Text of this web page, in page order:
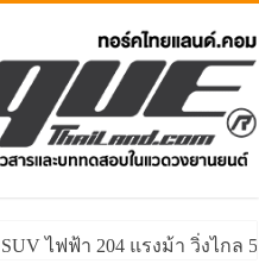
H6 ปรับโฉมหน้าใหม่